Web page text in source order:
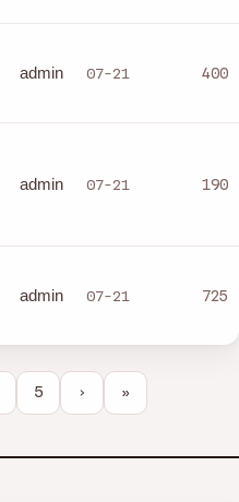
admin 07-21 400
admin 07-21 190
admin 07-21 725
5 › »